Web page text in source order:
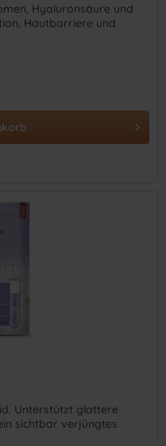
Hyaluronsäure und
Hautbarriere und
Unterstützt glattere
sichtbar verjüngtes